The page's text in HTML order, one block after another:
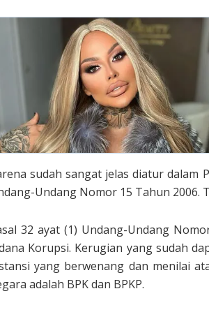
sudah sangat jelas diatur dalam
Undang Nomor 15 Tahun 2006.
32 ayat (1) Undang-Undang
Korupsi. Kerugian yang sudah
yang berwenang dan menilai
adalah BPK dan BPKP.